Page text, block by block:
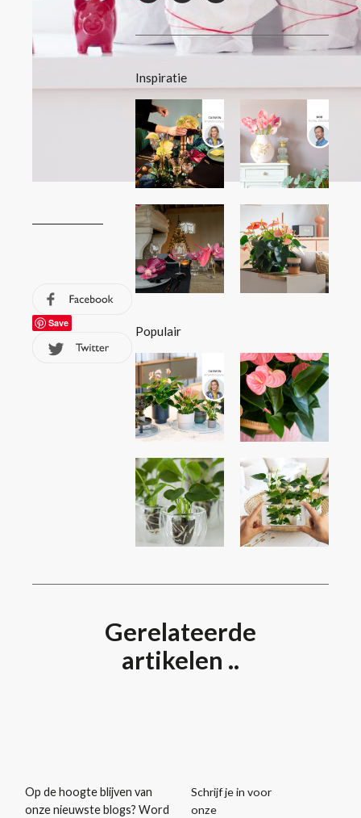
Save
Inspiratie
Populair
Gerelateerde
artikelen ..
Op de hoogte blijven van
onze nieuwste blogs? Word
Schrijf je in voor
onze